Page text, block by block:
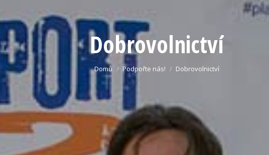
Dobrovolnictví
You are here:
Domů Podpořte nás! Dobrovolnictví